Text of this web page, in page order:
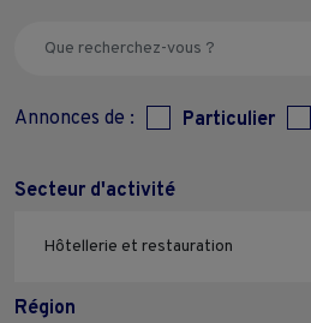
Annonces de : Particulier
Secteur d'activité
Région